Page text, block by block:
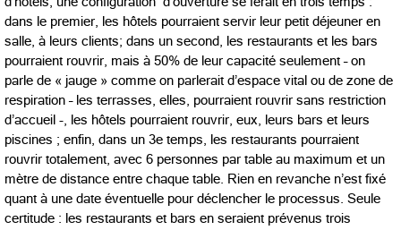
dans le premier, les hôtels pourraient servir leur petit déjeuner en
salle, à leurs clients; dans un second, les restaurants et les bars
pourraient rouvrir, mais à 50% de leur capacité seulement – on
parle de « jauge » comme on parlerait d’espace vital ou de zone de
respiration – les terrasses, elles, pourraient rouvrir sans restriction
d’accueil -, les hôtels pourraient rouvrir, eux, leurs bars et leurs
piscines ; enfin, dans un 3e temps, les restaurants pourraient
rouvrir totalement, avec 6 personnes par table au maximum et un
mètre de distance entre chaque table. Rien en revanche n’est fixé
quant à une date éventuelle pour déclencher le processus. Seule
certitude : les restaurants et bars en seraient prévenus trois